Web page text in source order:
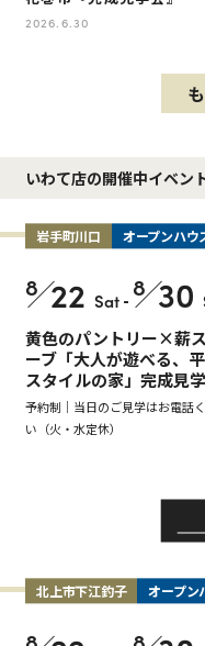
2026.6.30
いわて店の開催中イベン
岩手町川口 オープンハウ
8 22 Sat- 8 30
黄色のパントリー×薪
ーブ「大人が遊べる、
スタイルの家」完成見
予約制｜当日のご見学はお電話
い（火・水定休）
北上市下江釣子 オープン